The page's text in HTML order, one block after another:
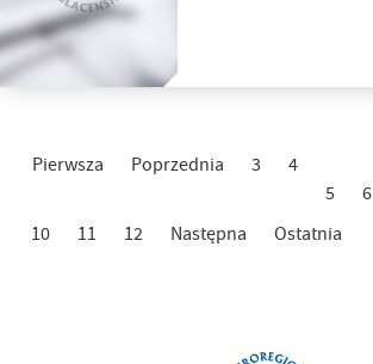
Pierwsza Poprzednia 3
4
5
6
10
11 12 Następna Ostatnia